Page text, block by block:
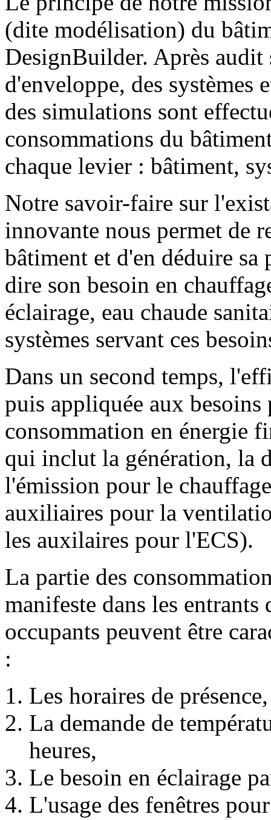
(dite modélisation) du
DesignBuilder. Après audit
d'enveloppe, des systèmes
des simulations sont
consommations du
chaque levier : bâtiment,
Notre savoir-faire sur
innovante nous permet de
bâtiment et d'en déduire sa
dire son besoin en
éclairage, eau chaude
systèmes servant ces
Dans un second temps,
puis appliquée aux
consommation en énergie
qui inclut la génération, la
l'émission pour le
auxiliaires pour la
les auxilaires pour l'ECS).
La partie des
manifeste dans les
occupants peuvent être
:
Les horaires de présence,
La demande de
heures,
Le besoin en éclairage
L'usage des fenêtres